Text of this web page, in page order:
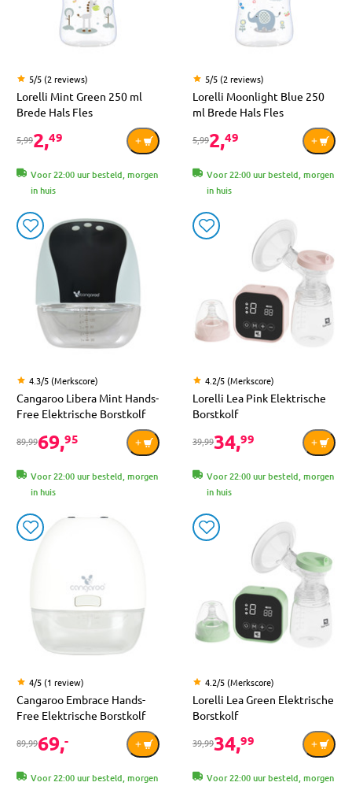
5/5 (2 reviews)
Lorelli Mint Green 250 ml
Brede Hals Fles
5,992,49
Voor 22:00 uur besteld, morgen
in huis
5/5 (2 reviews)
Lorelli Moonlight Blue 250
ml Brede Hals Fles
5,992,49
Voor 22:00 uur besteld, morgen
in huis
4.3/5 (Merkscore)
Cangaroo Libera Mint Hands-
Free Elektrische Borstkolf
89,9969,95
Voor 22:00 uur besteld, morgen
in huis
4.2/5 (Merkscore)
Lorelli Lea Pink Elektrische
Borstkolf
39,9934,99
Voor 22:00 uur besteld, morgen
in huis
4/5 (1 review)
Cangaroo Embrace Hands-
Free Elektrische Borstkolf
89,9969,-
Voor 22:00 uur besteld, morgen
4.2/5 (Merkscore)
Lorelli Lea Green Elektrische
Borstkolf
39,9934,99
Voor 22:00 uur besteld, morgen